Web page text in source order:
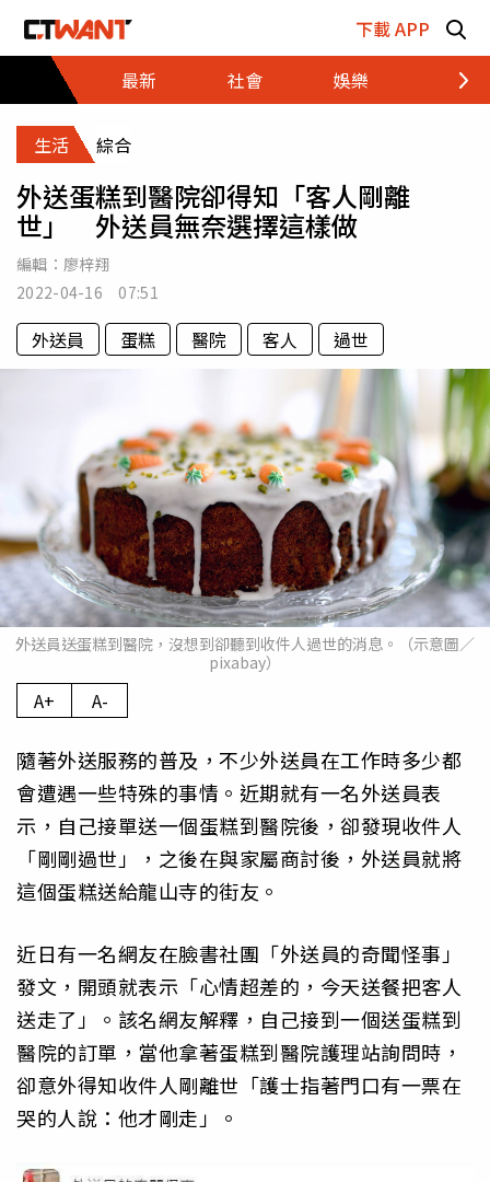
下載 APP
最新
社會 娛樂 財經
生活 綜合
外送蛋糕到醫院卻得知「客人剛離
世」 外送員無奈選擇這樣做
編輯： 廖梓翔
2022-04-16 07:51
外送員 蛋糕 醫院 客人 過世
外送員送蛋糕到醫院，沒想到卻聽到收件人過世的消息。（示意圖／
pixabay）
A+ A-
隨著外送服務的普及，不少外送員在工作時多少都
會遭遇一些特殊的事情。近期就有一名外送員表
示，自己接單送一個蛋糕到醫院後，卻發現收件人
「剛剛過世」，之後在與家屬商討後，外送員就將
這個蛋糕送給龍山寺的街友。
近日有一名網友在臉書社團「外送員的奇聞怪事」
發文，開頭就表示「心情超差的，今天送餐把客人
送走了」。該名網友解釋，自己接到一個送蛋糕到
醫院的訂單，當他拿著蛋糕到醫院護理站詢問時，
卻意外得知收件人剛離世「護士指著門口有一票在
哭的人說：他才剛走」。